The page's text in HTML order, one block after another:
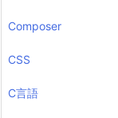
Composer
CSS
C言語